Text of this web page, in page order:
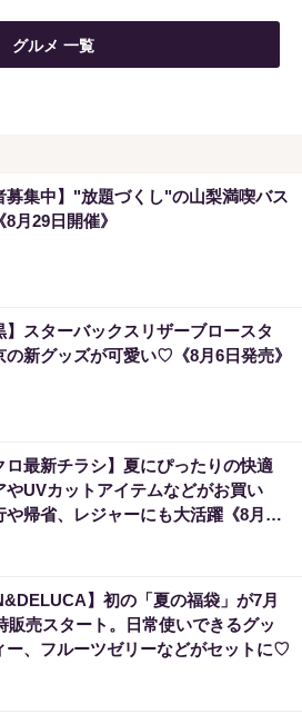
グルメ 一覧
募集中】"放題づくし"の山梨満喫バス
月29日開催》
】スターバックスリザーブロースタ
の新グッズが可愛い♡《8月6日発売》
ロ最新チラシ】夏にぴったりの快適
やUVカットアイテムなどがお買い
や帰省、レジャーにも大活躍《8月13
】初の「夏の福袋」が7月
販売スタート。日常使いできるグッ
ー、フルーツゼリーなどがセットに♡